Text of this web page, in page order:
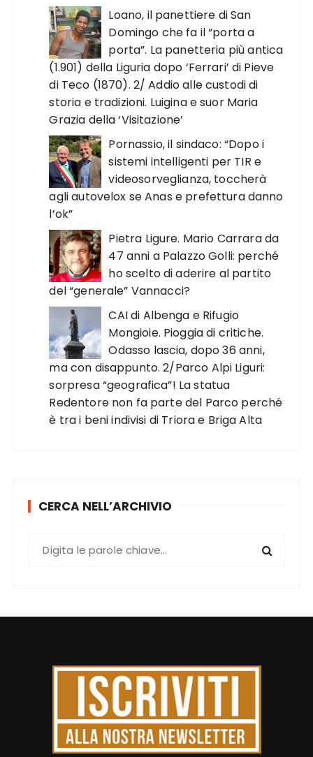
Loano, il panettiere di San
Domingo che fa il “porta a
porta”. La panetteria più antica
(1.901) della Liguria dopo ‘Ferrari’ di Pieve
di Teco (1870). 2/ Addio alle custodi di
storia e tradizioni. Luigina e suor Maria
Grazia della ‘Visitazione’
Pornassio, il sindaco: “Dopo i
sistemi intelligenti per TIR e
videosorveglianza, toccherà
agli autovelox se Anas e prefettura danno
l’ok”
Pietra Ligure. Mario Carrara da
47 anni a Palazzo Golli: perché
ho scelto di aderire al partito
del “generale” Vannacci?
CAI di Albenga e Rifugio
Mongioie. Pioggia di critiche.
Odasso lascia, dopo 36 anni,
ma con disappunto. 2/Parco Alpi Liguri:
sorpresa “geografica”! La statua
Redentore non fa parte del Parco perché
è tra i beni indivisi di Triora e Briga Alta
CERCA NELL’ARCHIVIO